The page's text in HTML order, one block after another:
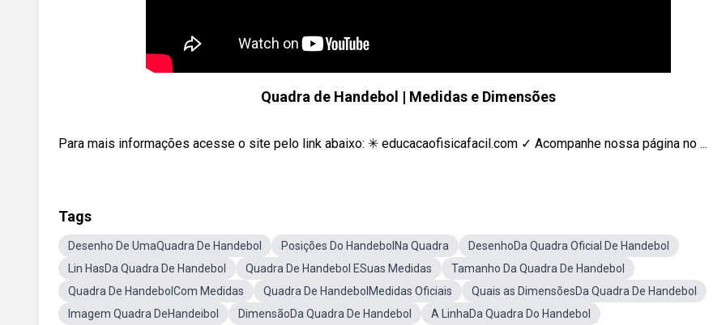
Quadra de Handebol | Medidas e Dimensões
Para mais informações acesse o site pelo link abaixo: ✳ educacaofisicafacil.com ✓ Acompanhe nossa página no ...
Tags
Desenho De UmaQuadra De Handebol Posições Do HandebolNa Quadra
DesenhoDa Quadra Oficial De Handebol
Lin HasDa Quadra De Handebol
Quadra De Handebol ESuas Medidas
Tamanho Da Quadra De Handebol
Quadra De HandebolCom Medidas
Quadra De HandebolMedidas Oficiais
Quais as DimensõesDa Quadra De Handebol
Imagem Quadra DeHandeibol
DimensãoDa Quadra De Handebol
A LinhaDa Quadra Do Handebol